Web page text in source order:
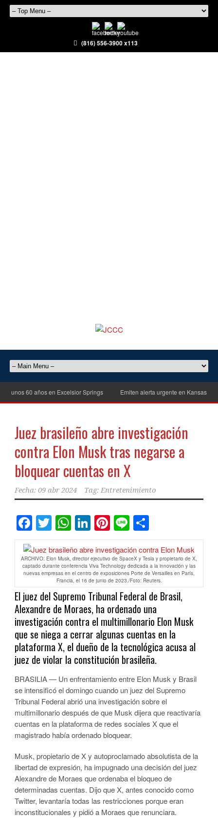
(816) 556-3900 x113
60 años en Excelsior Springs Emiten alerta urgente en Kansas City
Juez brasileño abre investigación
contra Elon Musk tras negarse a
bloquear cuentas en X
Fecha: 09 abr 2024 Tag: Entretenimiento
Facebook
Twitter
WhatsApp
LinkedIn
Pinterest
Line
ARCHIVO: Elon Musk, director ejecutivo de SpaceX y Tesla y propietario de X,
captado durante conferencia Viva Technology dedicada a la innovación y las
nuevas empresas en el centro de exposiciones Porte de Versailles en París,
Francia, el 16 de junio de 2023./Foto: Reuters.
El juez del Supremo Tribunal Federal de Brasil,
Alexandre de Moraes, ha ordenado una
investigación contra el multimillonario Elon Musk
que se niega a cerrar algunas cuentas en la
plataforma X, el dueño de la tecnológica acusa al
juez de violar la constitución brasileña.
BRASILIA — Un enfrentamiento entre Elon Musk y Brasil
se intensificó el domingo cuando un juez del Supremo
Tribunal Federal abrió una investigación sobre el
multimillonario después de que Musk dijera que reactivaría
cuentas en la plataforma de redes sociales X que el
magistrado había ordenado bloquear.
Musk, propietario de X y autoproclamado absolutista de la
libertad de expresión, ha impugnado una decisión del juez
Alexandre de Moraes que ordenaba el bloqueo de
determinadas cuentas. Dijo que X, antes conocido como
Twitter, levantaría todas las restricciones porque eran
inconstitucionales y pidió a Moraes que renunciara.